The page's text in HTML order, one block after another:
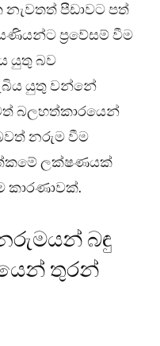
පීඩාවට පත්
ප්‍රවේසම් වීම
යුතු බව
යුතු වන්නේ
බලහත්කාරයෙන්
නරුම වීම
ලක්ෂණයක්
කාරණාවක්.
නරුමයන් බඳු
තුරන්